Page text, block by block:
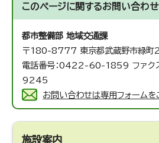
このページに関するお問い合わせ
都市整備部 地域交通課
〒180-8777 東京都武蔵野市緑
電話番号：0422-60-1859 ファク
9245
お問い合わせは専用フォームを
施設案内